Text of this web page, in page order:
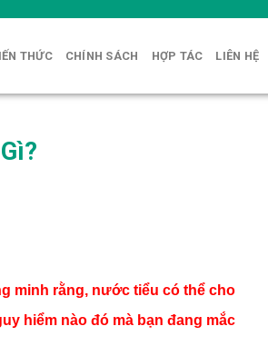
THỨC CHÍNH SÁCH HỢP TÁC LIÊN HỆ
minh rằng, nước tiểu có thể cho
hiểm nào đó mà bạn đang mắc